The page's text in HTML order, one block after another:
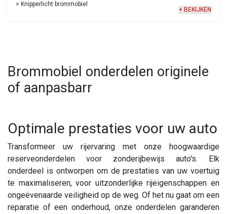
​> Knipperlicht brommobiel​​
+ BEKIJKEN
Brommobiel onderdelen originele
of aanpasbarr
Optimale prestaties voor uw auto
Transformeer uw rijervaring met onze hoogwaardige
reserveonderdelen voor zonderijbewijs auto's. Elk
onderdeel is ontworpen om de prestaties van uw voertuig
te maximaliseren, voor uitzonderlijke rijeigenschappen en
ongeëvenaarde veiligheid op de weg. Of het nu gaat om een
reparatie of een onderhoud, onze onderdelen garanderen